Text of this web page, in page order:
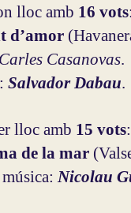
lloc amb 16 vots:
d’amor
Carles Casanovas.
Salvador Dabau.
lloc amb 15 vots:
de la mar
Nicolau